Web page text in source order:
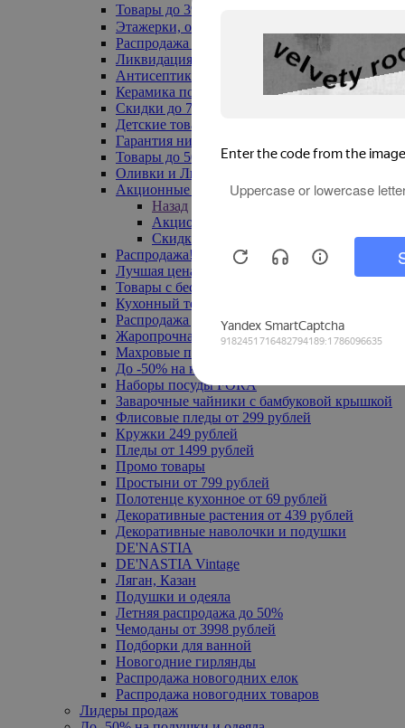
Товары до 399₽
Этажерки, обувницы
Распродажа текстиля до -50%
Ликвидация до -70%
Антисептики
Керамика по 129 руб
Скидки до 70%
Детские товары
Гарантия низкой цены
Товары до 500 руб
Оливки и Лимоны
Акционные товары
Назад
Акционные товары
Скидка 20% по промокоду
Распродажа! Ульяновск до -70%
Лучшая цена
Товары с бесплатной доставкой
Кухонный текстиль
Распродажа до -50%
Жаропрочная посуда
Махровые полотенца
До -50% на ковры
Наборы посуды FORA
Заварочные чайники с бамбуковой крышкой
Флисовые пледы от 299 рублей
Кружки 249 рублей
Пледы от 1499 рублей
Промо товары
Простыни от 799 рублей
Полотенце кухонное от 69 рублей
Декоративные растения от 439 рублей
Декоративные наволочки и подушки
DE'NASTIA
DE'NASTIA Vintage
Ляган, Казан
Подушки и одеяла
Летняя распродажа до 50%
Чемоданы от 3998 рублей
Подборки для ванной
Новогодние гирлянды
Распродажа новогодних елок
Распродажа новогодних товаров
Лидеры продаж